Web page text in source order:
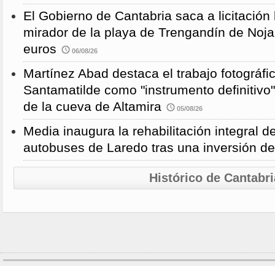
El Gobierno de Cantabria saca a
mirador de la playa de Trengandín de
euros
06/08/26
Martínez Abad destaca el trabajo
Santamatilde como "instrumento
de la cueva de Altamira
05/08/26
Media inaugura la rehabilitación integral
autobuses de Laredo tras una inversión
Histórico de